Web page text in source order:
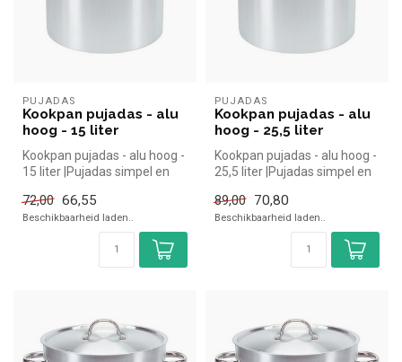
PUJADAS
Kookpan pujadas - alu
hoog - 15 liter
Kookpan pujadas - alu hoog -
15 liter |Pujadas simpel en
72,00 66,55
Beschikbaarheid laden..
PUJADAS
Kookpan pujadas - alu
hoog - 25,5 liter
Kookpan pujadas - alu hoog -
25,5 liter |Pujadas simpel en
89,00
70,80
Beschikbaarheid laden..